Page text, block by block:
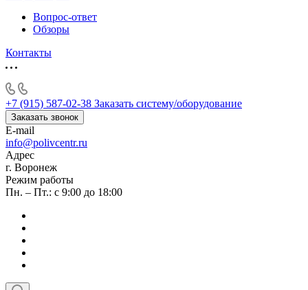
Вопрос-ответ
Обзоры
Контакты
+7 (915) 587-02-38 Заказать систему/оборудование
Заказать звонок
E-mail
info@polivcentr.ru
Адрес
г. Воронеж
Режим работы
Пн. – Пт.: с 9:00 до 18:00